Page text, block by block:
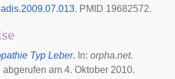
. PMID 19682572.
Typ Leber. In: orpha.net.
abgerufen am 4. Oktober 2010.